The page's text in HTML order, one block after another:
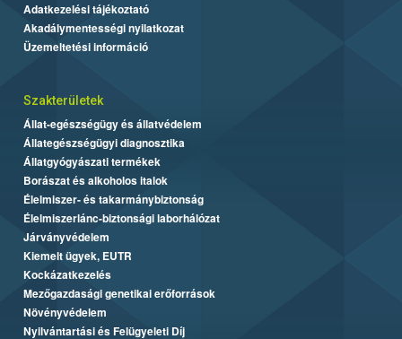
Adatkezelési tájékoztató
Akadálymentességi nyilatkozat
Üzemeltetési információ
Szakterületek
Állat-egészségügy és állatvédelem
Állategészségügyi diagnosztika
Állatgyógyászati termékek
Borászat és alkoholos italok
Élelmiszer- és takarmánybiztonság
Élelmiszerlánc-biztonsági laborhálózat
Járványvédelem
Kiemelt ügyek, EUTR
Kockázatkezelés
Mezőgazdasági genetikai erőforrások
Növényvédelem
Nyilvántartási és Felügyeleti Díj